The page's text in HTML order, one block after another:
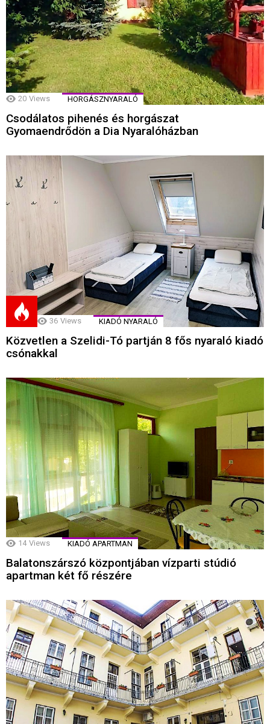
20 Views HORGÁSZNYARALÓ
Csodálatos pihenés és horgászat
Gyomaendrődön a Dia Nyaralóházban
36 Views KIADÓ NYARALÓ
Közvetlen a Szelidi-Tó partján 8 fős nyaraló kiadó
csónakkal
14 Views KIADÓ APARTMAN
Balatonszárszó központjában vízparti stúdió
apartman két fő részére